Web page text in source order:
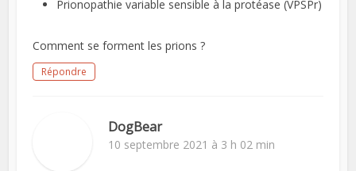
Prionopathie variable sensible à la protéase (VPSPr)
Comment se forment les prions ?
Répondre
DogBear
10 septembre 2021 à 3 h 02 min